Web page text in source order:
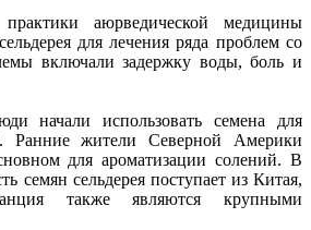
аюрведической медицины
для лечения ряда проблем со
включали задержку воды, боль и
начали использовать семена для
Ранние жители Северной Америки
для ароматизации солений. В
семян сельдерея поступает из Китая,
также являются крупными